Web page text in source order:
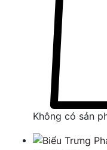
Không có sản